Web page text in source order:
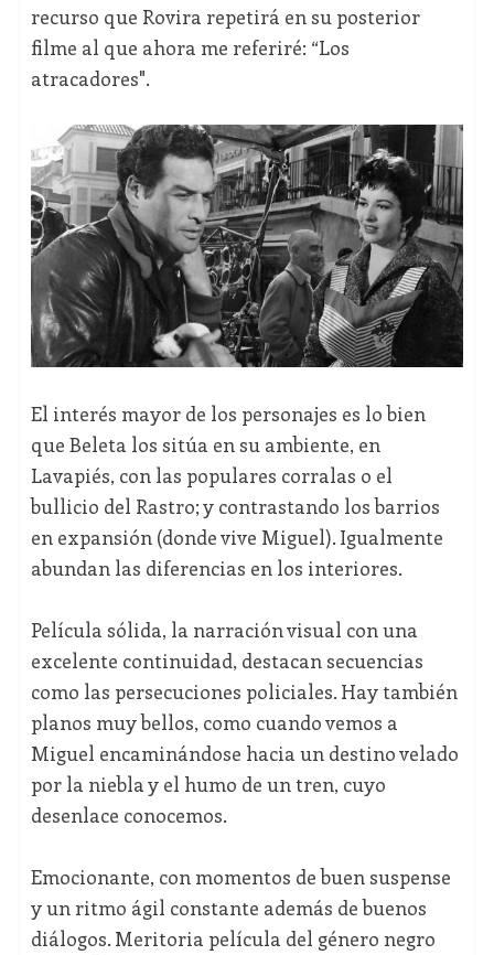
recurso que Rovira repetirá en su posterior
filme al que ahora me referiré: “Los
atracadores".
El interés mayor de los personajes es lo bien
que Beleta los sitúa en su ambiente, en
Lavapiés, con las populares corralas o el
bullicio del Rastro; y contrastando los barrios
en expansión (donde vive Miguel). Igualmente
abundan las diferencias en los interiores.
Película sólida, la narración visual con una
excelente continuidad, destacan secuencias
como las persecuciones policiales. Hay también
planos muy bellos, como cuando vemos a
Miguel encaminándose hacia un destino velado
por la niebla y el humo de un tren, cuyo
desenlace conocemos.
Emocionante, con momentos de buen suspense
y un ritmo ágil constante además de buenos
diálogos. Meritoria película del género negro